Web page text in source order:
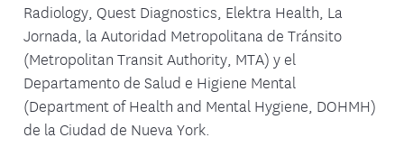
Radiology, Quest Diagnostics, Elektra Health, La
Jornada, la Autoridad Metropolitana de Tránsito
(Metropolitan Transit Authority, MTA) y el
Departamento de Salud e Higiene Mental
(Department of Health and Mental Hygiene, DOHMH)
de la Ciudad de Nueva York.